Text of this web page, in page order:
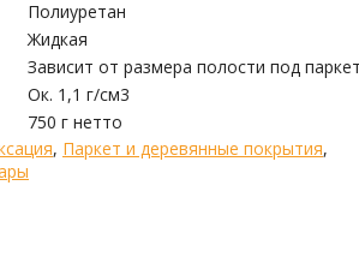
Полиуретан
Жидкая
Зависит от размера полости под
Ок. 1,1 г/см3
750 г нетто
, Паркет и деревянные покрытия,